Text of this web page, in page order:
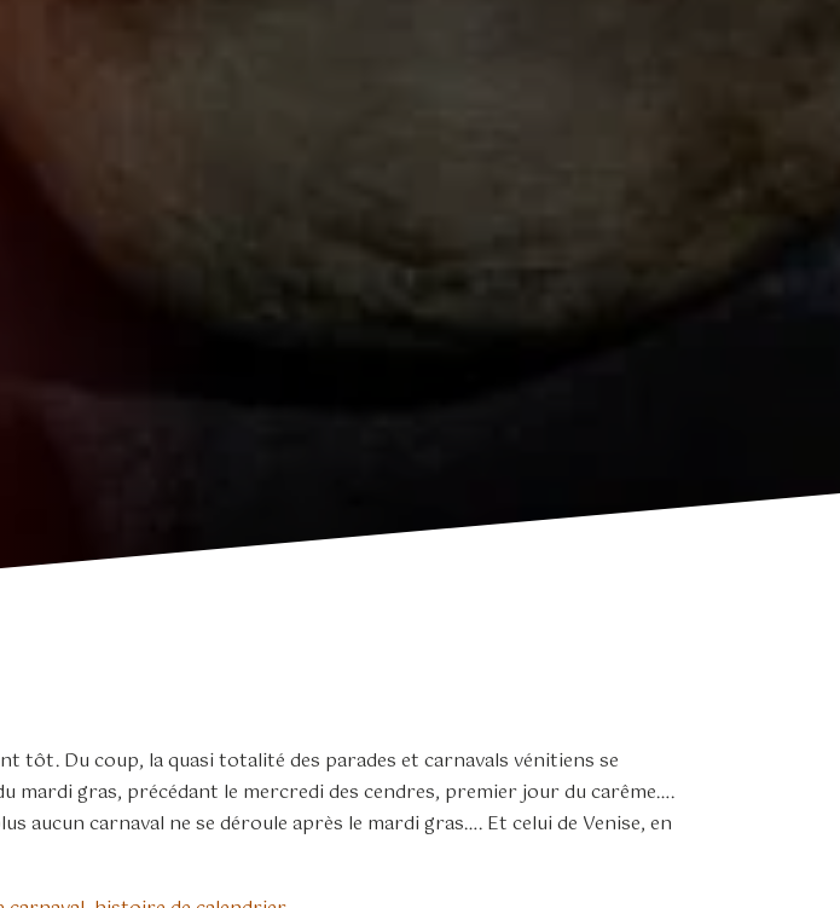
tôt. Du coup, la quasi totalité des parades et carnavals vénitiens se
gras, précédant le mercredi des cendres, premier jour du carême….
aucun carnaval ne se déroule après le mardi gras…. Et celui de Venise, en